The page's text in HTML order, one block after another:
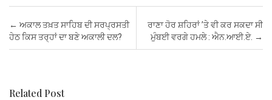
b
o
er
s
A
es
dI
n
e
Post navigation
← ਅਕਾਲ ਤਖ਼ਤ ਸਾਹਿਬ ਦੀ ਸਰਪ੍ਰਸਤੀ
ਹੇਠ ਕਿਸ ਤਰ੍ਹਾਂ ਦਾ ਬਣੇ ਅਕਾਲੀ ਦਲ?
ਰਾਣਾ ਹੋਰ ਸ਼ਹਿਰਾਂ ’ਤੇ ਵੀ ਕਰ ਸਕਦਾ ਸੀ
ਮੁੰਬਈ ਵਰਗੇ ਹਮਲੇ : ਐਨ.ਆਈ.ਏ. →
Related Post